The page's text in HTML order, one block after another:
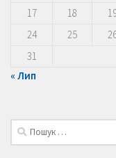
17
18
24
25
31
« Лип
Пошук: